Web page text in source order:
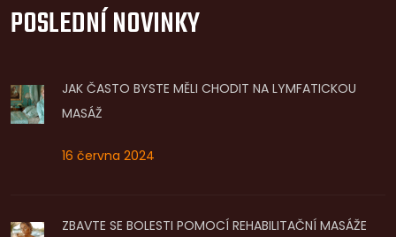
POSLEDNÍ NOVINKY
JAK ČASTO BYSTE MĚLI CHODIT NA LYMFATICKOU
MASÁŽ
16 června 2024
ZBAVTE SE BOLESTI POMOCÍ REHABILITAČNÍ MASÁŽE